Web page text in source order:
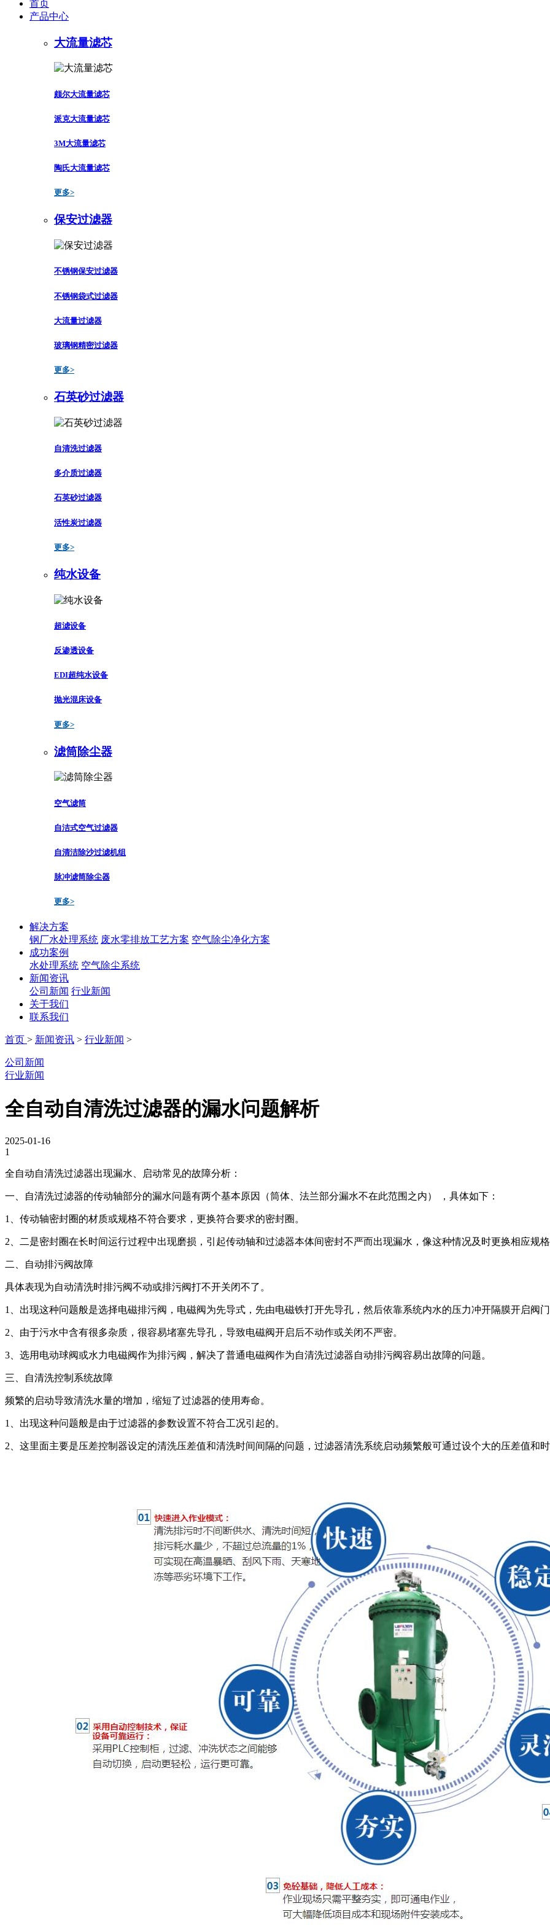
首页
产品中心
大流量滤芯
颇尔大流量滤芯
派克大流量滤芯
3M大流量滤芯
陶氏大流量滤芯
更多>
保安过滤器
不锈钢保安过滤器
不锈钢袋式过滤器
大流量过滤器
玻璃钢精密过滤器
更多>
石英砂过滤器
自清洗过滤器
多介质过滤器
石英砂过滤器
活性炭过滤器
更多>
纯水设备
超滤设备
反渗透设备
EDI超纯水设备
抛光混床设备
更多>
滤筒除尘器
空气滤筒
自洁式空气过滤器
自清洁除沙过滤机组
脉冲滤筒除尘器
更多>
解决方案
钢厂水处理系统 废水零排放工艺方案 空气除尘净化方案
成功案例
水处理系统 空气除尘系统
新闻资讯
公司新闻 行业新闻
关于我们
联系我们
首页 > 新闻资讯 > 行业新闻 >
公司新闻
行业新闻
全自动自清洗过滤器的漏水问题解析
2025-01-16
1
全自动自清洗过滤器出现漏水、启动常见的故障分析：
一、自清洗过滤器的传动轴部分的漏水问题有两个基本原因（筒体、法兰部分漏水不在此范围之内） ，具体如下：
1、传动轴密封圈的材质或规格不符合要求，更换符合要求的密封圈。
2、二是密封圈在长时间运行过程中出现磨损，引起传动轴和过滤器本体间密封不严而出现漏水，像这种情况及时更换相应规
二、自动排污阀故障
具体表现为自动清洗时排污阀不动或排污阀打不开关闭不了。
1、出现这种问题般是选择电磁排污阀，电磁阀为先导式，先由电磁铁打开先导孔，然后依靠系统内水的压力冲开隔膜开启阀
2、由于污水中含有很多杂质，很容易堵塞先导孔，导致电磁阀开启后不动作或关闭不严密。
3、选用电动球阀或水力电磁阀作为排污阀，解决了普通电磁阀作为自清洗过滤器自动排污阀容易出故障的问题。
三、自清洗控制系统故障
频繁的启动导致清洗水量的增加，缩短了过滤器的使用寿命。
1、出现这种问题般是由于过滤器的参数设置不符合工况引起的。
2、这里面主要是压差控制器设定的清洗压差值和清洗时间间隔的问题，过滤器清洗系统启动频繁般可通过设个大的压差值和